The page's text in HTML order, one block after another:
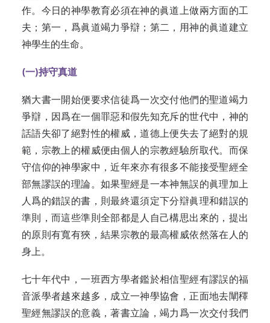
作。今日的神學教育必須在神的眞道上做兩方面的工
夫；第一，爲眞道竭力爭辯；第二，用神的眞道建立
神學生的生命。
(一)持守真道
猶大書一開始便要求信徒爲一次交付他們的聖道竭力
爭辯，因爲在一個罪惡和假先知充斥的世代中，神的
話語失卻了絕對性的權威，道德上便失去了絕對的規
範，宗教上的權威便由個人的宗教經驗所取代。而保
守信仰的神學家中，近年來亦有很多不能接受聖經全
部無謬誤的理論。如果聖經是一本神無誤的眞理加上
人爲的錯誤的書，則最終還須定下分辯眞理和錯誤的
準則，而這些準則全部都是人自己構思出來的，提出
的原則有寬有狹，結果宗教的最高權威依然落在人的
身上。
七十年代中，一班西方學者鑑於相信聖經有謬誤的福
音派學者越來越多，成立一神學協會，正面地去闡䆁
聖經無謬誤的意義，著書立論，竭力爲一次交付我們